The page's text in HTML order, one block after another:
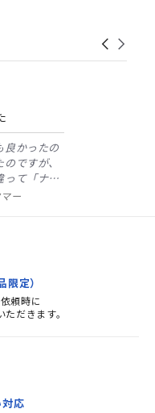
Carousel
良かったの
ですが、
って「ナチ
ました。
く、品
していま
るときは
ー
定）
頼時に
だきます。
応